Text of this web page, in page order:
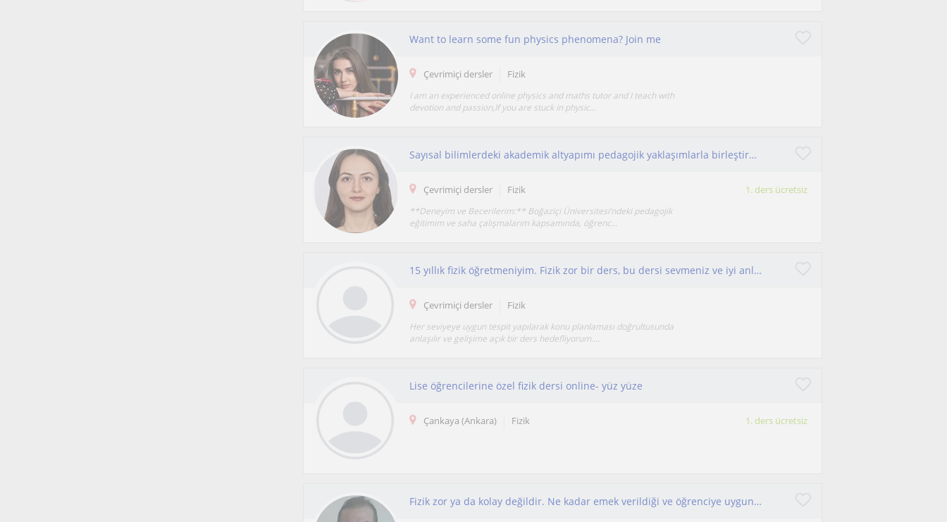
Want to learn some fun physics phenomena? Join me
Çevrimiçi dersler Fizik
I am an experienced online physics and maths tutor and I teach with
devotion and passion,If you are stuck in physic...
Sayısal bilimlerdeki akademik altyapımı pedagojik yaklaşımlarla birleştiren, sabırlı, güler yüzlü ve motivasyonu yüksek bir öğretm
Çevrimiçi dersler Fizik 1. ders ücretsiz
**Deneyim ve Becerilerim:** Boğaziçi Üniversitesi’ndeki pedagojik
eğitimim ve saha çalışmalarım kapsamında, öğrenc...
15 yıllık fizik öğretmeniyim. Fizik zor bir ders, bu dersi sevmeniz ve iyi anlamanız için benimle iletişime geçebilirsiniz.
Çevrimiçi dersler Fizik
Her seviyeye uygun tespit yapılarak konu planlaması doğrultusunda
anlaşılır ve gelişime açık bir ders hedefliyorum....
Lise öğrencilerine özel fizik dersi online- yüz yüze
Çankaya (Ankara) Fizik 1. ders ücretsiz
Fizik zor ya da kolay değildir. Ne kadar emek verildiği ve öğrenciye uygun olan anlatım ve soru çözümleri önemlidir.